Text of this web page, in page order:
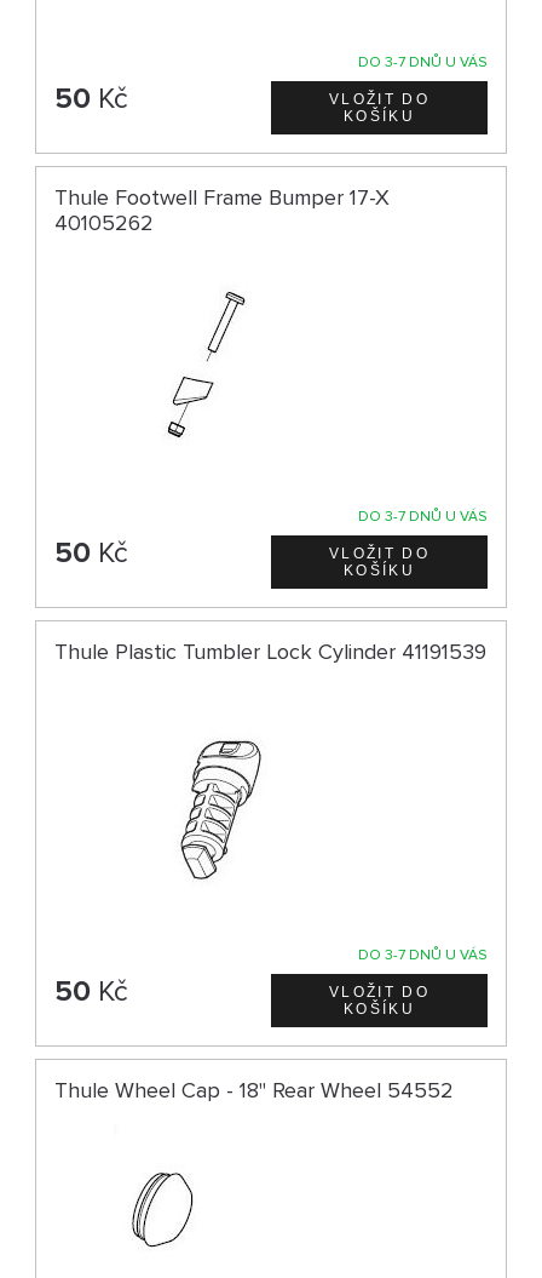
DO 3-7 DNŮ U VÁS
50 Kč
Thule Footwell Frame Bumper 17-X
40105262
DO 3-7 DNŮ U VÁS
50 Kč
Thule Plastic Tumbler Lock Cylinder 41191539
DO 3-7 DNŮ U VÁS
50 Kč
Thule Wheel Cap - 18" Rear Wheel 54552